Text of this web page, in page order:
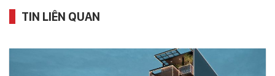
TIN LIÊN QUAN